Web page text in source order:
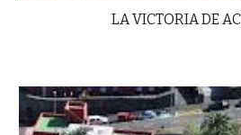
LA VICTORIA DE